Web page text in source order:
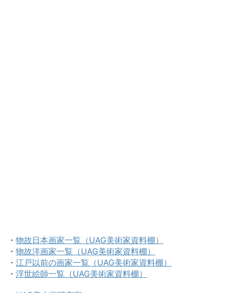
・ 物故日本画家一覧（UAG美術家資料棚）
・ 物故洋画家一覧（UAG美術家資料棚）
・ 江戸以前の画家一覧（UAG美術家資料棚）
・ 浮世絵師一覧（UAG美術家資料棚）